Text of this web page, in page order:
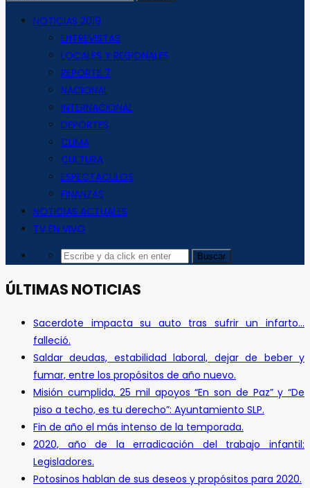
NOTICIAS 2019
ENTREVISTAS
LOCALES Y REGIONALES
REPORTE 7
NACIONAL
INTERNACIONAL
DEPORTES
CLIMA
CULTURA
ESPECTACULOS
FINANZAS
NOTICIAS ACTUALES
TV EN VIVO
ÚLTIMAS NOTICIAS
Sacerdote impacta su auto tras sufrir un infarto…
falleció.
Saldar deudas, estabilidad laboral, dejar de beber y
fumar, entre los propósitos de año nuevo.
Misión cumplida, 25 mil apoyos “En son de Paz” y “De
piso a techo, es tu derecho”: Ayuntamiento SLP.
Fin de año el más intenso de la temporada.
2020, año de la erradicación del trabajo infantil:
Legisladores.
Potosinos hablan de sus deseos y propósitos para 2020.